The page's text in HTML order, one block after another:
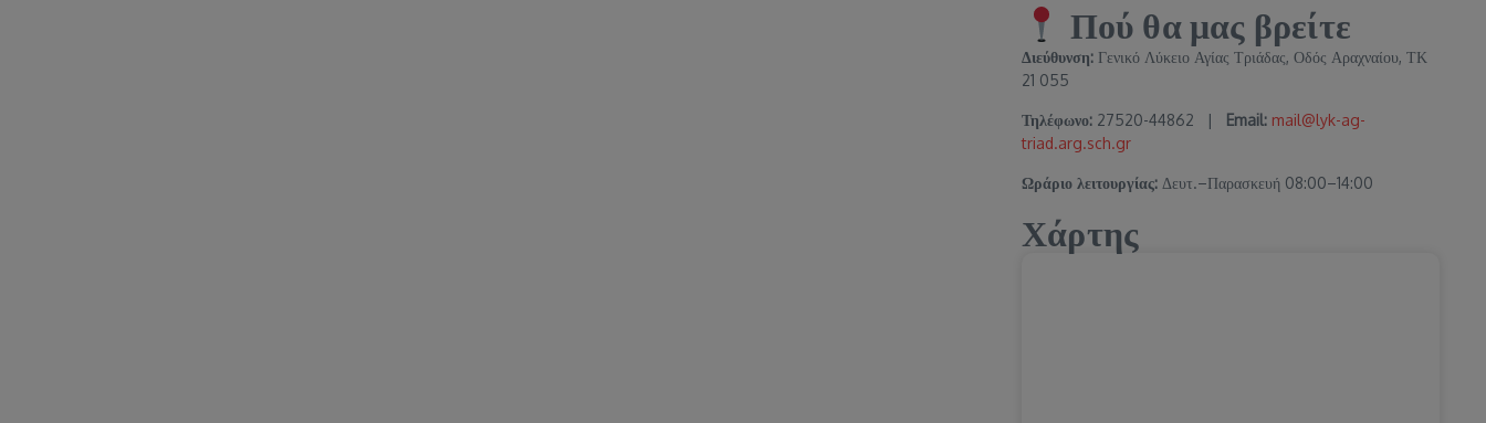
Πού θα μας βρείτε
Διεύθυνση: Γενικό Λύκειο Αγίας Τριάδας, Οδός Αραχναίου, ΤΚ
21 055
Τηλέφωνο: 27520-44862 | Email: mail@lyk-ag-
triad.arg.sch.gr
Ωράριο λειτουργίας: Δευτ.–Παρασκευή 08:00–14:00
Χάρτης